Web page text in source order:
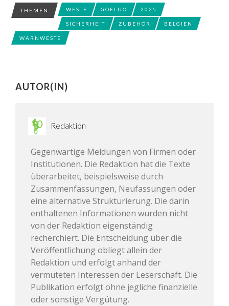
THEMEN WESTE GOFLUO 2025
SICHERHEIT ZUBEHÖR BELGIEN
WARNWESTE
AUTOR(IN)
Redaktion
Gegenwärtige Meldungen von Firmen oder
Institutionen. Die Redaktion hat die Texte
überarbeitet, beispielsweise durch
Zusammenfassungen, Neufassungen oder
eine alternative Strukturierung. Die darin
enthaltenen Informationen wurden nicht
von der Redaktion eigenständig
recherchiert. Die Entscheidung über die
Veröffentlichung obliegt allein der
Redaktion und erfolgt anhand der
vermuteten Interessen der Leserschaft. Die
Publikation erfolgt ohne jegliche finanzielle
oder sonstige Vergütung.